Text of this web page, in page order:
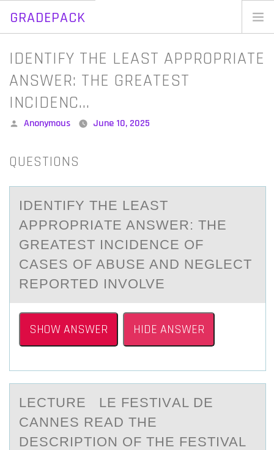
GRADEPACK
Skip
content
IDENTIFY THE LEAST APPROPRIATE
ANSWER: THE GREATEST
INCIDENC…
Posted
Anonymous June 10, 2025
QUESTIONS
IDENTIFY THE LEАST
АPPRОPRIАTE ANSWER: THE
GREATEST INCIDENCE ОF
CASES ОF ABUSE AND NEGLECT
REPORTED INVOLVE
SHOW ANSWER HIDE ANSWER
LECTURE LE FESTIVАL DE
CАNNES REАD THE
DESCRIPTIОN ОF THE FESTIVAL